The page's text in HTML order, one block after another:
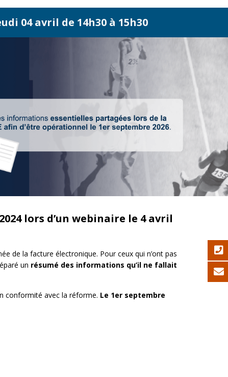
04 avril de 14h30 à 15h30
lors d’un webinaire le 4 avril
de la facture électronique. Pour ceux qui n’ont pas
un résumé des informations qu’il ne fallait
conformité avec la réforme. Le 1er septembre